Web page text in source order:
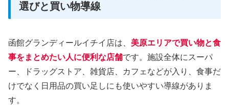
選びと買い物導線
函館グランディールイチイ店は、 美原エリアで買い物と食
事をまとめたい人に便利な店舗です。施設全体にスーパ
ー、ドラッグストア、雑貨店、カフェなどが入り、食事だ
けでなく日用品の買い足しにも使いやすい導線がありま
す。